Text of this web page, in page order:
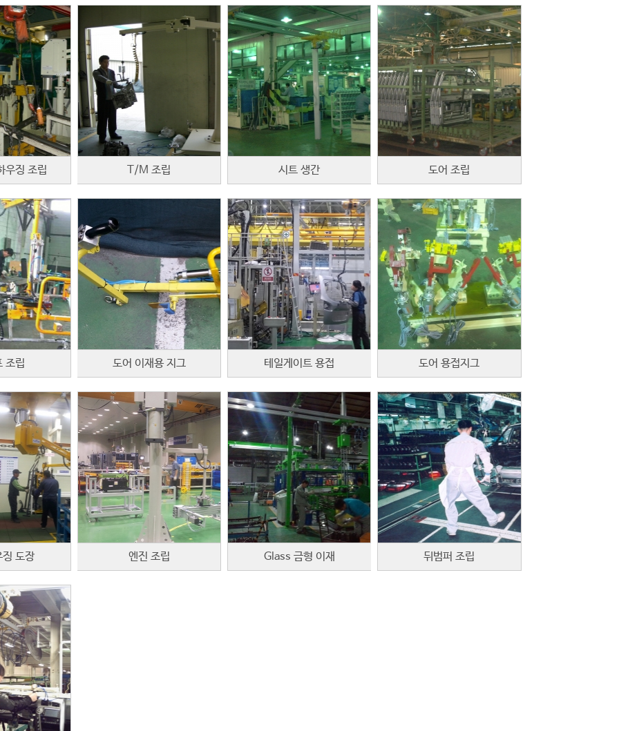
우징 조립 T/M 조립 시트 생간 도어 조립
조립 도어 이재용 지그 테일게이트 용접 도어 용접지그
도장 엔진 조립 Glass 금형 이재 뒤범퍼 조립